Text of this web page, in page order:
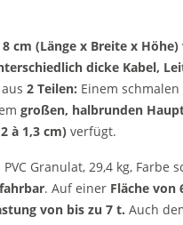
cm (Länge x Breite x Höhe)
dicke Kabel,
2 Teilen: Einem
großen, halbrunden
à 1,3 cm) verfügt.
Granulat, 29,4 kg, Farbe
. Auf einer Fläche von
von bis zu 7 t. Auch